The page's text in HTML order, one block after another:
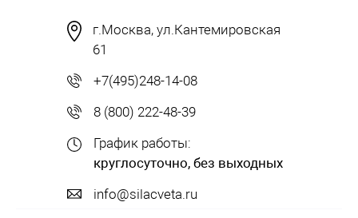
г.Москва, ул.Кантемировская
61
+7(495)248-14-08
8 (800) 222-48-39
График работы:
круглосуточно, без выходных
info@silacveta.ru